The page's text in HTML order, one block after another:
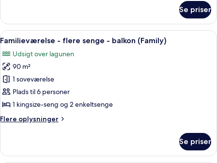
-
stueetage
(Premier)
værelse
2
-
balkon
stueetage
(Premier)
Se priser
Indlæs
alle
billeder
af
Familieværelse
-
flere
-
Et hotelværelse med en stor seng,
7
Familieværelse - flere senge - balkon (Family)
Udsigt over lagunen
90 m²
1 soveværelse
Plads til 6 personer
1 kingsize-seng og 2 enkeltsenge
Flere oplysninger
Flere
-
Se priser